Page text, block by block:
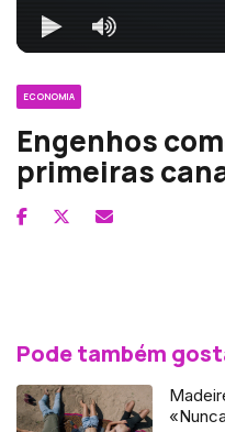
ECONOMIA
Engenhos
primeiras
Pode também